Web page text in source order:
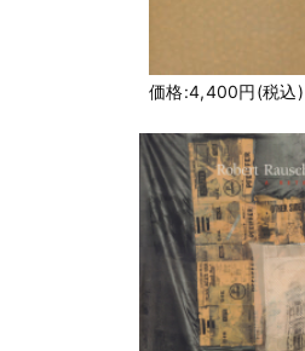
価格:4,400円(税込)